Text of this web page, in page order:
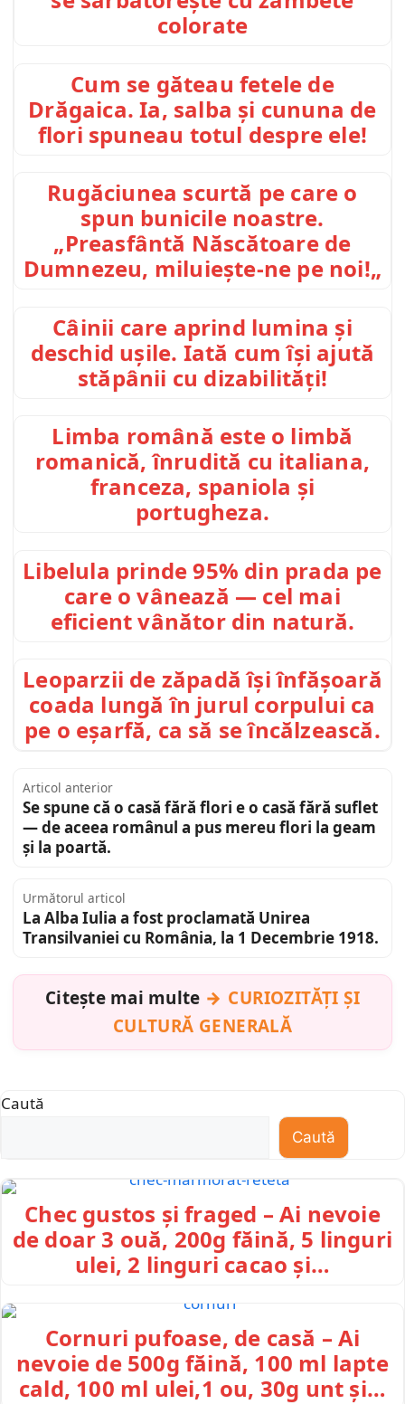
colorate
Cum se găteau fetele de
Drăgaica. Ia, salba și cununa de
flori spuneau totul despre ele!
Rugăciunea scurtă pe care o
spun bunicile noastre.
„Preasfântă Născătoare de
Dumnezeu, miluiește-ne pe noi!„
Câinii care aprind lumina și
deschid ușile. Iată cum își ajută
stăpânii cu dizabilități!
Limba română este o limbă
romanică, înrudită cu italiana,
franceza, spaniola și
portugheza.
Libelula prinde 95% din prada pe
care o vânează — cel mai
eficient vânător din natură.
Leoparzii de zăpadă își înfășoară
coada lungă în jurul corpului ca
pe o eșarfă, ca să se încălzească.
Articol anterior
Se spune că o casă fără flori e o casă fără suflet
— de aceea românul a pus mereu flori la geam
și la poartă.
Următorul articol
La Alba Iulia a fost proclamată Unirea
Transilvaniei cu România, la 1 Decembrie 1918.
Citește mai multe
CURIOZITĂȚI ȘI
CULTURĂ GENERALĂ
Caută
Caută
Chec gustos și fraged – Ai nevoie
de doar 3 ouă, 200g făină, 5 linguri
ulei, 2 linguri cacao și…
Cornuri pufoase, de casă – Ai
nevoie de 500g făină, 100 ml lapte
cald, 100 ml ulei,1 ou, 30g unt și…